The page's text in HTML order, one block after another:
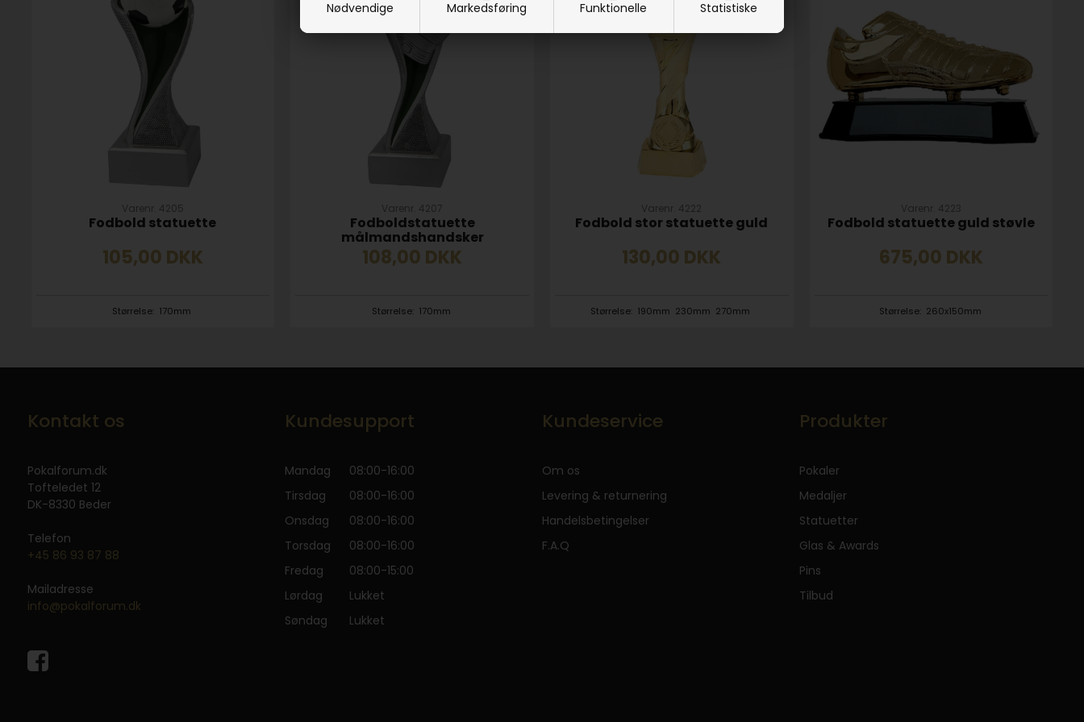
Nødvendige Markedsføring Funktionelle Statistiske
Varenr. 4205
Fodbold statuette
105,00 DKK
Størrelse: 170mm
Varenr. 4207
Fodboldstatuette
målmandshandsker
108,00 DKK
Størrelse: 170mm
Varenr. 4222
Fodbold stor statuette guld
130,00 DKK
Størrelse: 190mm 230mm 270mm
Varenr. 4223
Fodbold statuette guld støvle
675,00 DKK
Størrelse: 260x150mm
Kontakt os
Pokalforum.dk
Tofteledet 12
DK-8330 Beder
Telefon
+45 86 93 87 88
Mailadresse
info@pokalforum.dk
Kundesupport
Mandag
08:00-16:00
Tirsdag
08:00-16:00
Onsdag
08:00-16:00
Torsdag
08:00-16:00
Fredag
08:00-15:00
Lørdag
Lukket
Søndag
Lukket
Kundeservice
Om os
Levering & returnering
Handelsbetingelser
F.A.Q
Produkter
Pokaler
Medaljer
Statuetter
Glas & Awards
Pins
Tilbud